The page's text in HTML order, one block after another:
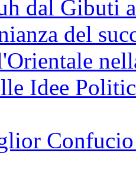
dal Gibuti
del
Idee